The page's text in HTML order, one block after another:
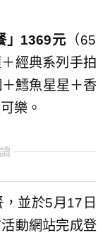
」1369元 （65
經典系列手拍
鱈魚星星＋香
樂。
並於5月17日
動網站完成登